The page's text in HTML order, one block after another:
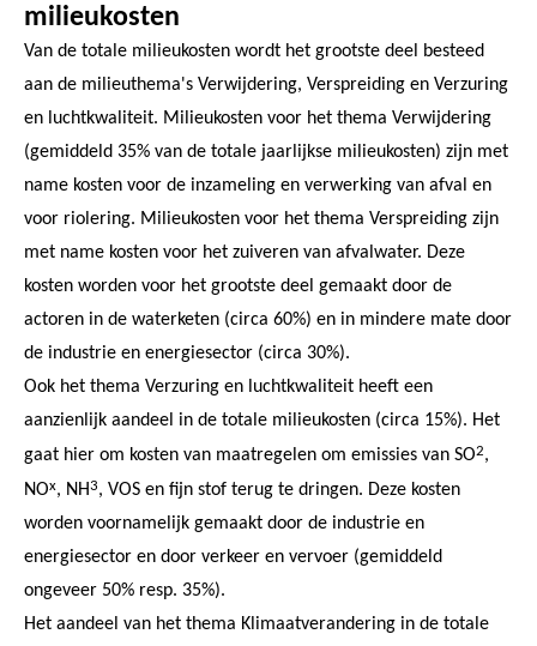
milieukosten
Van de totale milieukosten wordt het grootste deel besteed
aan de milieuthema's Verwijdering, Verspreiding en Verzuring
en luchtkwaliteit. Milieukosten voor het thema Verwijdering
(gemiddeld 35% van de totale jaarlijkse milieukosten) zijn met
name kosten voor de inzameling en verwerking van afval en
voor riolering. Milieukosten voor het thema Verspreiding zijn
met name kosten voor het zuiveren van afvalwater. Deze
kosten worden voor het grootste deel gemaakt door de
actoren in de waterketen (circa 60%) en in mindere mate door
de industrie en energiesector (circa 30%).
Ook het thema Verzuring en luchtkwaliteit heeft een
aanzienlijk aandeel in de totale milieukosten (circa 15%). Het
gaat hier om kosten van maatregelen om emissies van SO2,
NOx, NH3, VOS en fijn stof terug te dringen. Deze kosten
worden voornamelijk gemaakt door de industrie en
energiesector en door verkeer en vervoer (gemiddeld
ongeveer 50% resp. 35%).
Het aandeel van het thema Klimaatverandering in de totale